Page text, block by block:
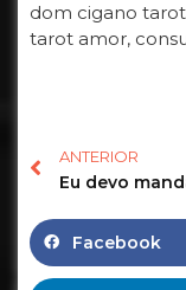
dom cigano
tarot amor,
ANTERIOR
Facebook